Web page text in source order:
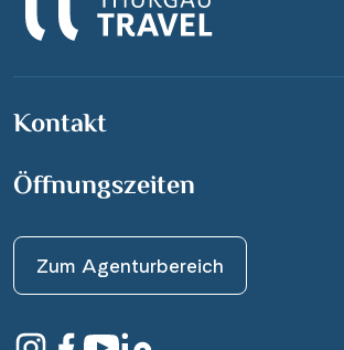
Kontakt
Öffnungszeiten
Zum Agenturbereich